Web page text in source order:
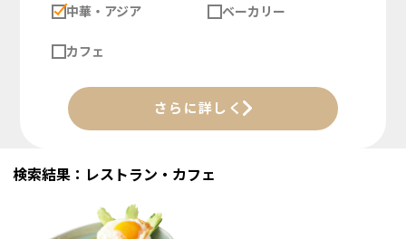
中華・アジア ベーカリー
カフェ
さらに詳しく
検索結果：レストラン・カフェ